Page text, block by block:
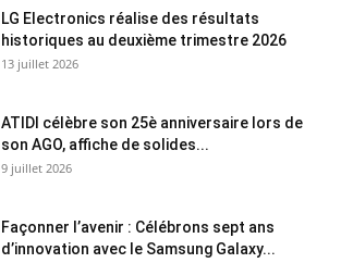
LG Electronics réalise des résultats
historiques au deuxième trimestre 2026
13 juillet 2026
ATIDI célèbre son 25è anniversaire lors de
son AGO, affiche de solides...
9 juillet 2026
Façonner l’avenir : Célébrons sept ans
d’innovation avec le Samsung Galaxy...